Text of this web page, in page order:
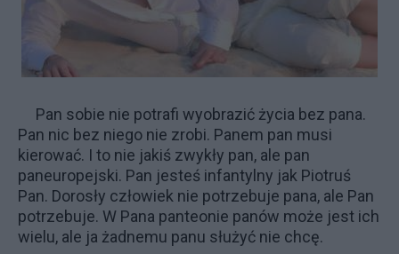
Pan sobie nie potrafi wyobrazić życia bez pana.
Pan nic bez niego nie zrobi. Panem pan musi
kierować. I to nie jakiś zwykły pan, ale pan
paneuropejski. Pan jesteś infantylny jak Piotruś
Pan. Dorosły człowiek nie potrzebuje pana, ale Pan
potrzebuje. W Pana panteonie panów może jest ich
wielu, ale ja żadnemu panu służyć nie chcę.